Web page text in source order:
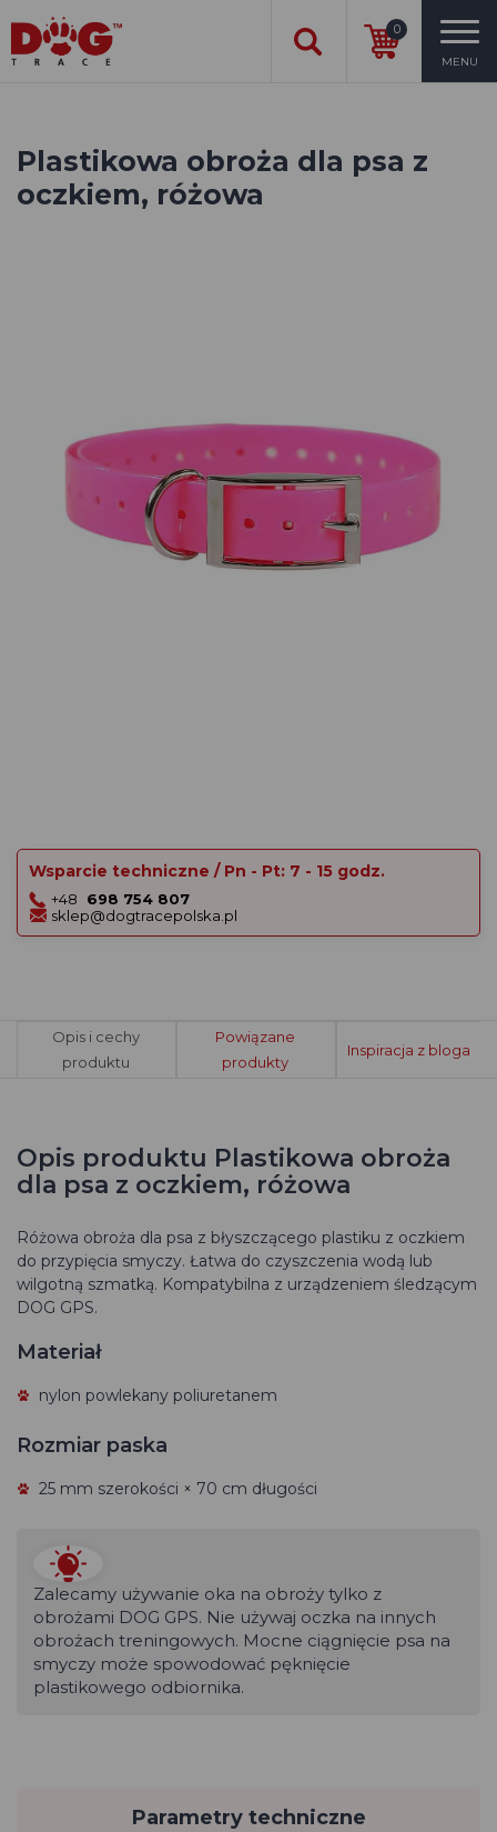
0
MENU
Plastikowa obroża dla psa z
oczkiem, różowa
Wsparcie techniczne / Pn - Pt: 7 - 15 godz.
+48
698 754 807
sklep@dogtracepolska.pl
Opis i cechy
produktu
Powiązane
produkty
Inspiracja z bloga
Opis produktu Plastikowa obroża
dla psa z oczkiem, różowa
Różowa obroża dla psa z błyszczącego plastiku z oczkiem
do przypięcia smyczy. Łatwa do czyszczenia wodą lub
wilgotną szmatką. Kompatybilna z urządzeniem śledzącym
DOG GPS.
Materiał
nylon powlekany poliuretanem
Rozmiar paska
25 mm szerokości × 70 cm długości
Zalecamy używanie oka na obroży tylko z
obrożami DOG GPS. Nie używaj oczka na innych
obrożach treningowych. Mocne ciągnięcie psa na
smyczy może spowodować pęknięcie
plastikowego odbiornika.
Parametry techniczne